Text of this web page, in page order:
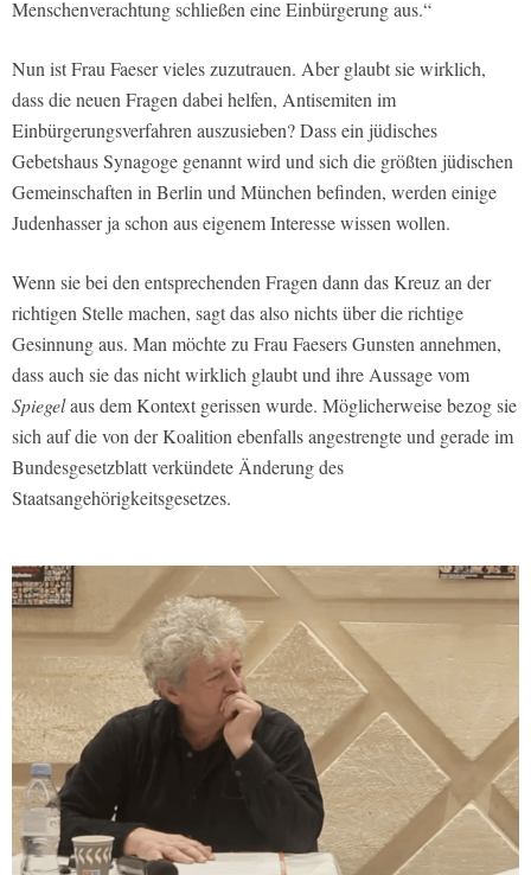
Menschenverachtung schließen eine Einbürgerung aus.“
Nun ist Frau Faeser vieles zuzutrauen. Aber glaubt sie wirklich,
dass die neuen Fragen dabei helfen, Antisemiten im
Einbürgerungsverfahren auszusieben? Dass ein jüdisches
Gebetshaus Synagoge genannt wird und sich die größten jüdischen
Gemeinschaften in Berlin und München befinden, werden einige
Judenhasser ja schon aus eigenem Interesse wissen wollen.
Wenn sie bei den entsprechenden Fragen dann das Kreuz an der
richtigen Stelle machen, sagt das also nichts über die richtige
Gesinnung aus. Man möchte zu Frau Faesers Gunsten annehmen,
dass auch sie das nicht wirklich glaubt und ihre Aussage vom
Spiegelaus dem Kontext gerissen wurde. Möglicherweise bezog sie
sich auf die von der Koalition ebenfalls angestrengte und gerade im
Bundesgesetzblatt verkündete Änderung des
Staatsangehörigkeitsgesetzes.